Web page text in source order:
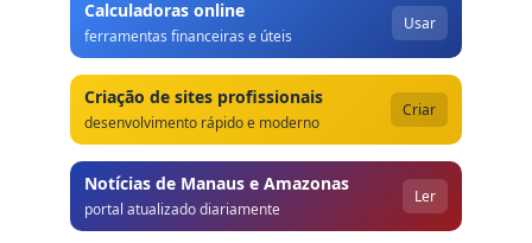
Calculadoras online
ferramentas financeiras e úteis
Usar
Criação de sites profissionais
desenvolvimento rápido e moderno
Criar
Notícias de Manaus e Amazonas
portal atualizado diariamente
Ler